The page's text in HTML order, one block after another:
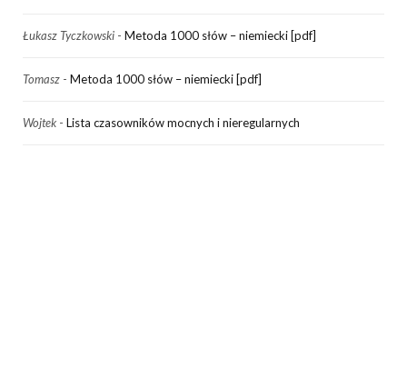
Łukasz Tyczkowski - Metoda 1000 słów – niemiecki [pdf]
Tomasz - Metoda 1000 słów – niemiecki [pdf]
Wojtek - Lista czasowników mocnych i nieregularnych